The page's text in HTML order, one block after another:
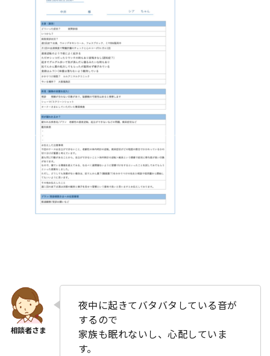
夜中に起きてバタバタしている音が
するので
家族も眠れないし、心配していま
す。